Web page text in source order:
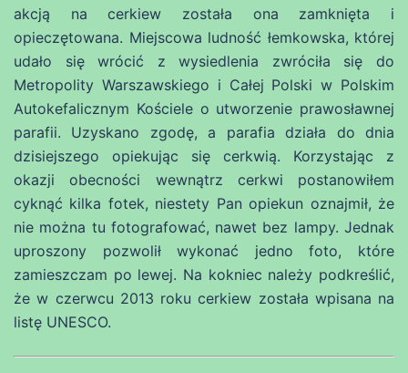
akcją na cerkiew została ona zamknięta i
opieczętowana. Miejscowa ludność łemkowska, której
udało się wrócić z wysiedlenia zwróciła się do
Metropolity Warszawskiego i Całej Polski w Polskim
Autokefalicznym Kościele o utworzenie prawosławnej
parafii. Uzyskano zgodę, a parafia działa do dnia
dzisiejszego opiekując się cerkwią. Korzystając z
okazji obecności wewnątrz cerkwi postanowiłem
cyknąć kilka fotek, niestety Pan opiekun oznajmił, że
nie można tu fotografować, nawet bez lampy. Jednak
uproszony pozwolił wykonać jedno foto, które
zamieszczam po lewej. Na kokniec należy podkreślić,
że w czerwcu 2013 roku cerkiew została wpisana na
listę UNESCO.